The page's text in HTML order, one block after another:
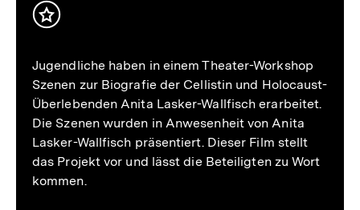
Inhalt
Jugendliche haben in einem Theater-Workshop
Szenen zur Biografie der Cellistin und Holocaust-
Überlebenden Anita Lasker-Wallfisch erarbeitet.
Die Szenen wurden in Anwesenheit von Anita
Lasker-Wallfisch präsentiert. Dieser Film stellt
das Projekt vor und lässt die Beteiligten zu Wort
kommen.